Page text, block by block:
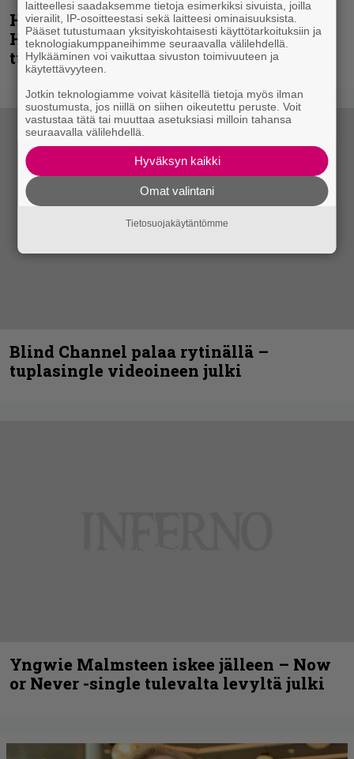
Helloween- ja Gamma Ray -mies Kai
Hansen julkaisi uuden maistiaisen
tulevalta soololevyltä
Blind Channel palaa rytinällä –
tuplasingle videoineen julki
Yngwie Malmsteen iskee jälleen – Now
or Never -single tulevalta levyltä julki
laitteellesi saadaksemme tietoja esimerkiksi sivuista, joilla
vierailit, IP-osoitteestasi sekä laitteesi ominaisuuksista.
Pääset tutustumaan yksityiskohtaisesti käyttötarkoituksiin ja
teknologiakumppaneihimme seuraavalla välilehdellä.
Hylkääminen voi vaikuttaa sivuston toimivuuteen ja
käytettävyyteen.
Jotkin teknologiamme voivat käsitellä tietoja myös ilman
suostumusta, jos niillä on siihen oikeutettu peruste. Voit
vastustaa tätä tai muuttaa asetuksiasi milloin tahansa
seuraavalla välilehdellä.
Hyväksyn kaikki
Omat valintani
Tietosuojakäytäntömme